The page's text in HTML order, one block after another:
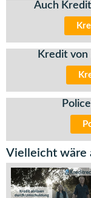
Auch
Kredit von
Vielleicht wäre